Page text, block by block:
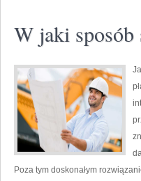
W jaki sposób
Poza tym doskonałym